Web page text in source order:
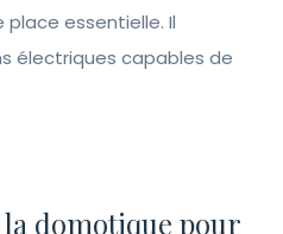
essentielle. Il
électriques capables de
domotique pour